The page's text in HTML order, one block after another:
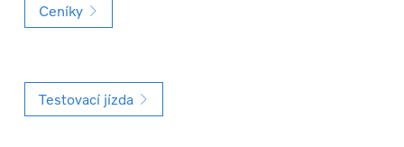
Ceníky
Testovací jízda